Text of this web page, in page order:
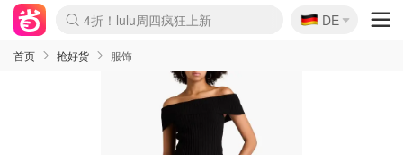
Boticinal 夏促开抢！
4折！lulu周四疯狂上新
还没结束！&OtherStories大促
Joybuy变相75折 随时失效
速领！Stanley独家85折
疑似霸哥！Camper额外叠85折
Zalando 奥莱闪促！每日更新
Moncler反季囤！5折起+叠9折
Coach Brooklyn仅€192
🇩🇪
DE
首页 抢好货 服饰